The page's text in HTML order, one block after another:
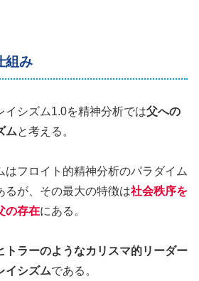
組み
イシズム1.0を精神分析では父への
ムと考える。
はフロイト的精神分析のパラダイム
るが、その最大の特徴は社会秩序を
の存在にある。
トラーのようなカリスマ的リーダー
イシズムである。